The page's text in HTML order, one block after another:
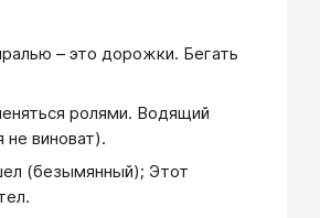
– это дорожки. Бегать
ролями. Водящий
не виноват).
(безымянный); Этот